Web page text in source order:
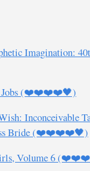
Imagination:
Jobs (❤️❤️❤️❤️🖤)
Inconceivable
Bride (❤️❤️❤️❤️🖤)
Volume 6